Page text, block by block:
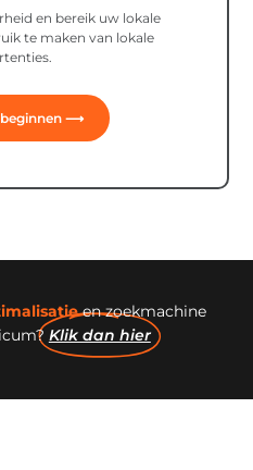
en bereik uw lokale
te maken van lokale
beginnen ⟶
en zoekmachine
Klik dan hier